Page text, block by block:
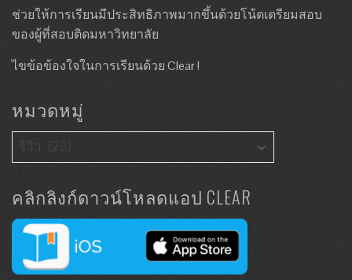
ช่วยให้การเรียนมีประสิทธิภาพมากขึ้นด้วยโน้ตเตรียมสอบ
ของผู้ที่สอบติดมหาวิทยาลัย
ไขข้อข้องใจในการเรียนด้วย Clear !
หมวดหมู่
คลิกลิงก์ดาวน์โหลดแอป CLEAR